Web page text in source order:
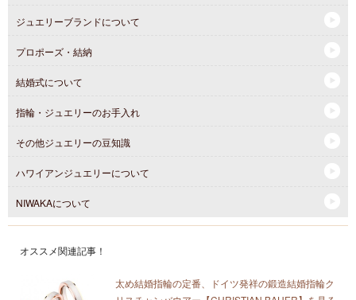
ジュエリーブランドについて
プロポーズ・結納
結婚式について
指輪・ジュエリーのお手入れ
その他ジュエリーの豆知識
ハワイアンジュエリーについて
NIWAKAについて
オススメ関連記事！
太め結婚指輪の定番、ドイツ発祥の鍛造結婚指輪ク